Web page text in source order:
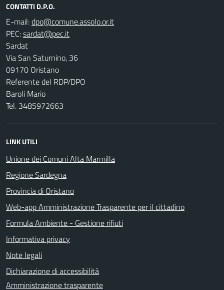
CONTATTI D.P.O.
E-mail:
PEC:
Sardat
Via San Saturnino, 36
09170 Oristano
Referente del RDP/DPO
Baroli Mario
Tel. 3485972663
LINK UTILI
Unione dei Comuni Alta Marmilla
Regione Sardegna
Provincia di Oristano
Web-app Amministrazione Trasparente per il cittadino
Formula Ambiente - Gestione rifiuti
Informativa privacy
Note legali
Dichiarazione di accessibilità
Amministrazione trasparente